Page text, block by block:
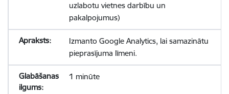
uzlabotu vietnes darbību un
pakalpojumus)
Izmanto Google Analytics, lai samazinātu
pieprasījuma līmeni.
1 minūte